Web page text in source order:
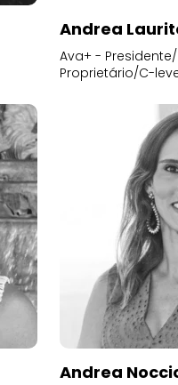
Andrea
Ava+ -
Proprietário/C-
Andrea